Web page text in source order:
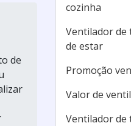
de
cozinha
Ventilador de
de estar
Promoção
Valor de
Ventilador de